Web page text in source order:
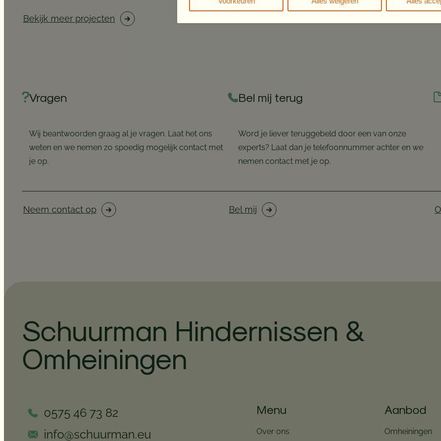
Bekijk meer projecten
Vragen
Wij beantwoorden graag al je vragen. Laat het ons
weten en we nemen zo spoedig mogelijk contact met
je op.
Neem contact op
Bel mij terug
Word je liever teruggebeld door een van onze
experts? Laat dan je telefoonnummer achter en we
nemen contact met je op.
Bel mij
Schuurman Hindernissen &
Omheiningen
0575 46 73 82
info@schuurman.eu
Menu
Over ons
Aanbod
Omheiningen